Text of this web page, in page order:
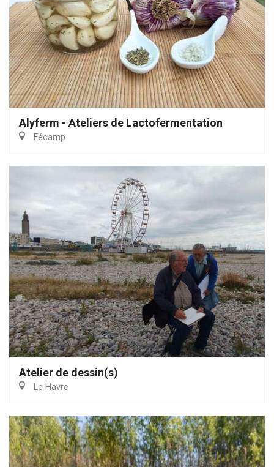
Alyferm - Ateliers de Lactofermentation
Fécamp
Atelier de dessin(s)
Le Havre